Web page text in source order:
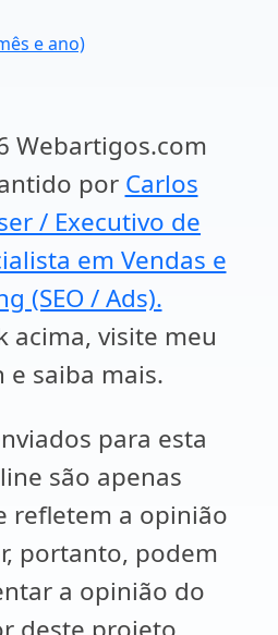
e ano)
Webartigos.com
por Carlos
/ Executivo de
em Vendas e
(SEO / Ads).
acima, visite meu
e saiba mais.
para esta
são apenas
refletem a opinião
portanto, podem
a opinião do